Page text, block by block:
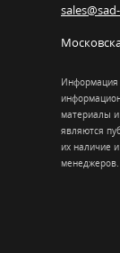
Информация
материалы
являются
их наличие
менеджеров.